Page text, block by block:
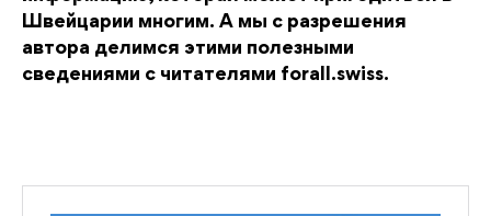
Швейцарии многим. А мы с разрешения
автора делимся этими полезными
сведениями с читателями forall.swiss.